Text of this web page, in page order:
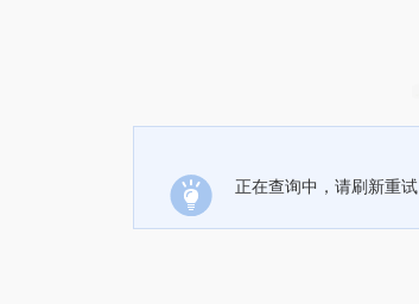
正在查询中，请刷新重试